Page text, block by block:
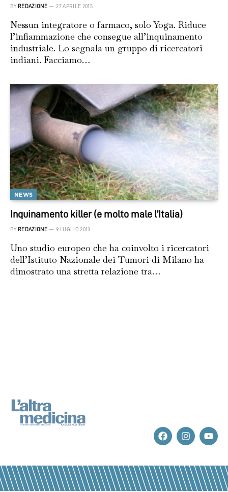
BY REDAZIONE 27 APRILE 2015
Nessun integratore o farmaco, solo Yoga. Riduce
l’infiammazione che consegue all’inquinamento
industriale. Lo segnala un gruppo di ricercatori
indiani. Facciamo…
NEWS
Inquinamento killer (e molto male l’Italia)
BY REDAZIONE 9 LUGLIO 2013
Uno studio europeo che ha coinvolto i ricercatori
dell’Istituto Nazionale dei Tumori di Milano ha
dimostrato una stretta relazione tra…